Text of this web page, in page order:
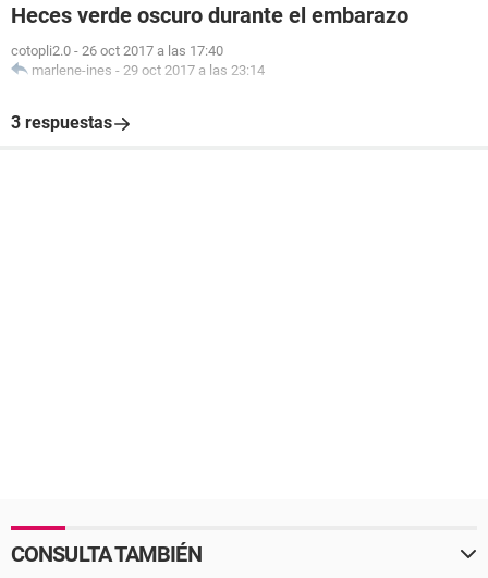
Heces verde oscuro durante el embarazo
cotopli2.0 - 26 oct 2017 a las 17:40
marlene-ines - 29 oct 2017 a las 23:14
3 respuestas
CONSULTA TAMBIÉN